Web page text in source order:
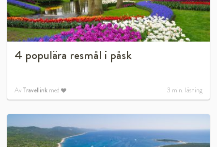
4 populära resmål i påsk
Av Travellink med 3 min. läsning